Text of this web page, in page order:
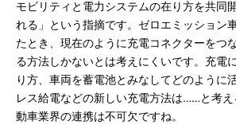
モビリティと電力システムの在り方を共同
れる」という指摘です。ゼロエミッション
たとき、現在のように充電コネクターをつ
る方法しかないとは考えにくいです。充電
り方、車両を蓄電池とみなしてどのように
レス給電などの新しい充電方法は……と考え
動車業界の連携は不可欠ですね。